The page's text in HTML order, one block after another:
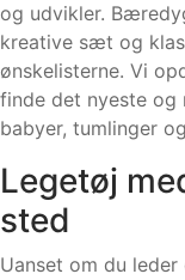
og udvikler.
kreative sæt og
ønskelisterne. Vi
finde det nyeste og
babyer, tumlinger
Legetøj
sted
Uanset om du